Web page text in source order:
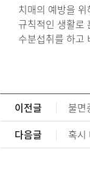
치매의 예방을
규칙적인 생활로
수분섭취를 하고
이전글
불면
다음글
혹시